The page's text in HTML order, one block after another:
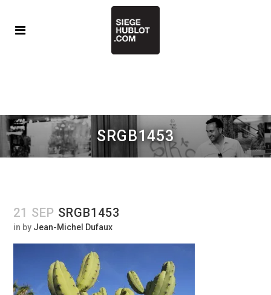
SRGB1453
21 SEP SRGB1453
in by Jean-Michel Dufaux